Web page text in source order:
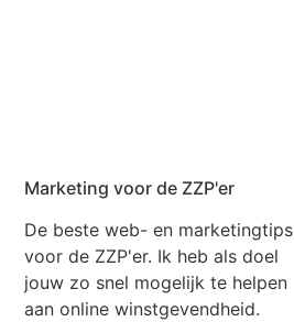
Marketing voor de ZZP'er
De beste web- en marketingtips
voor de ZZP'er. Ik heb als doel
jouw zo snel mogelijk te helpen
aan online winstgevendheid.